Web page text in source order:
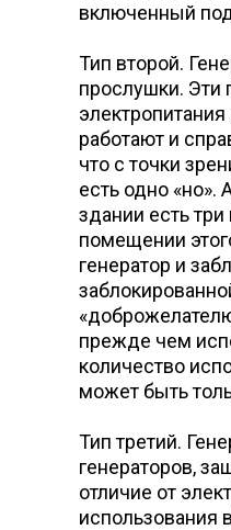
включенный
Тип второй.
прослушки. Эти
работают и
что с точки
есть одно «но».
здании есть
помещении
генератор и
прежде чем
количество
может быть
Тип третий.
генераторов,
отличие от
использования